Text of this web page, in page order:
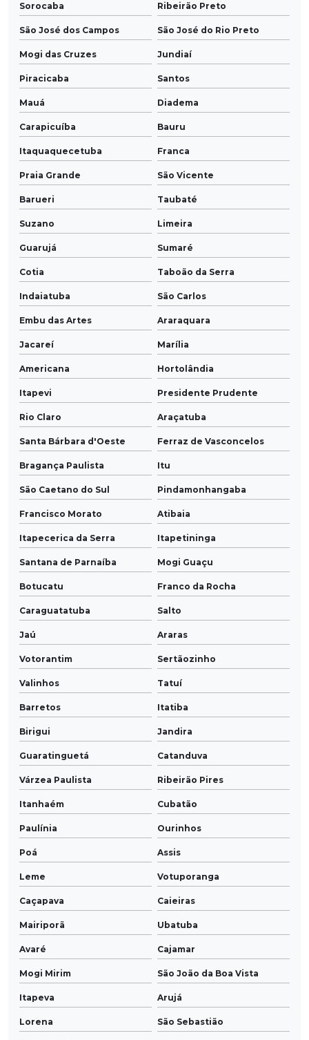
Sorocaba Ribeirão Preto
São José dos Campos São José do Rio Preto
Mogi das Cruzes Jundiaí
Piracicaba Santos
Mauá Diadema
Carapicuíba Bauru
Itaquaquecetuba Franca
Praia Grande São Vicente
Barueri Taubaté
Suzano Limeira
Guarujá Sumaré
Cotia Taboão da Serra
Indaiatuba São Carlos
Embu das Artes Araraquara
Jacareí Marília
Americana Hortolândia
Itapevi Presidente Prudente
Rio Claro Araçatuba
Santa Bárbara d'Oeste Ferraz de Vasconcelos
Bragança Paulista Itu
São Caetano do Sul Pindamonhangaba
Francisco Morato Atibaia
Itapecerica da Serra Itapetininga
Santana de Parnaíba Mogi Guaçu
Botucatu Franco da Rocha
Caraguatatuba Salto
Jaú Araras
Votorantim Sertãozinho
Valinhos Tatuí
Barretos Itatiba
Birigui Jandira
Guaratinguetá Catanduva
Várzea Paulista Ribeirão Pires
Itanhaém Cubatão
Paulínia Ourinhos
Poá Assis
Leme Votuporanga
Caçapava Caieiras
Mairiporã Ubatuba
Avaré Cajamar
Mogi Mirim São João da Boa Vista
Itapeva Arujá
Lorena São Sebastião